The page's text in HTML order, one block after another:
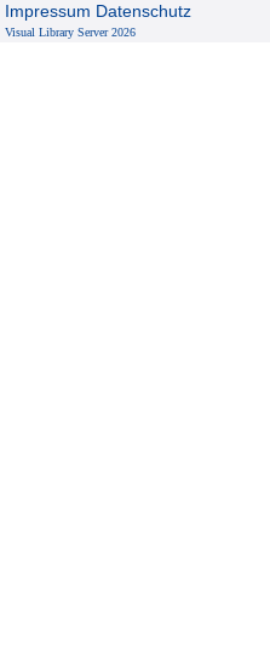
Impressum Datenschutz
Visual Library Server 2026